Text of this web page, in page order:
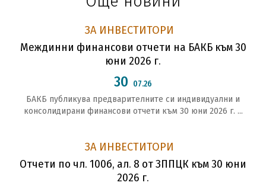
ЗА ИНВЕСТИТОРИ
Междинни финансови отчети на БАКБ към 30
юни 2026 г.
30 07.26
БАКБ публикува предварителните си индивидуални и
консолидирани финансови отчети към 30 юни 2026 г. ...
ЗА ИНВЕСТИТОРИ
Отчети по чл. 100б, ал. 8 от ЗППЦК към 30 юни
2026 г.